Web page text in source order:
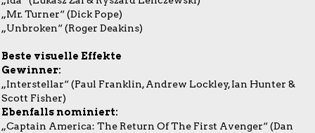
„Mr. Turner“ (Dick Pope)
„Unbroken“ (Roger Deakins)
Beste visuelle Effekte
Gewinner:
„Interstellar“ (Paul Franklin, Andrew Lockley, Ian Hunter &
Scott Fisher)
Ebenfalls nominiert:
„Captain America: The Return Of The First Avenger“ (Dan